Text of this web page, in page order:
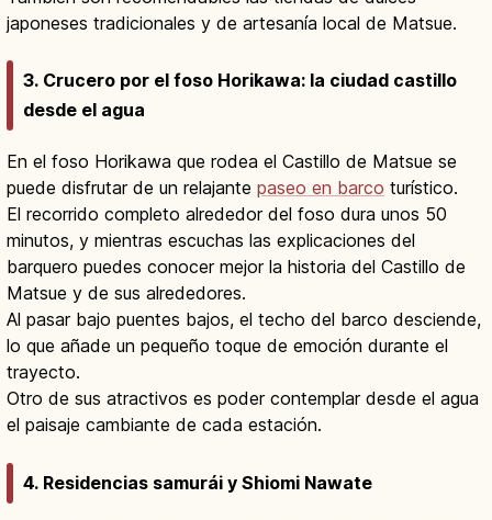
japoneses tradicionales y de artesanía local de Matsue.
3. Crucero por el foso Horikawa: la ciudad castillo
desde el agua
En el foso Horikawa que rodea el Castillo de Matsue se
puede disfrutar de un relajante paseo en barco turístico.
El recorrido completo alrededor del foso dura unos 50
minutos, y mientras escuchas las explicaciones del
barquero puedes conocer mejor la historia del Castillo de
Matsue y de sus alrededores.
Al pasar bajo puentes bajos, el techo del barco desciende,
lo que añade un pequeño toque de emoción durante el
trayecto.
Otro de sus atractivos es poder contemplar desde el agua
el paisaje cambiante de cada estación.
4. Residencias samurái y Shiomi Nawate